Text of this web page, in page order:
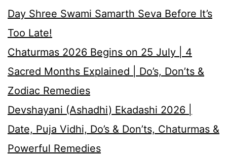
Day Shree Swami Samarth Seva Before It’s
Too Late!
Chaturmas 2026 Begins on 25 July | 4
Sacred Months Explained | Do’s, Don’ts &
Zodiac Remedies
Devshayani (Ashadhi) Ekadashi 2026 |
Date, Puja Vidhi, Do’s & Don’ts, Chaturmas &
Powerful Remedies